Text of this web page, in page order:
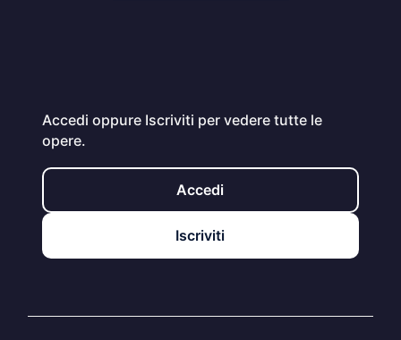
Accedi oppure Iscriviti per vedere tutte le
opere.
Accedi
Iscriviti